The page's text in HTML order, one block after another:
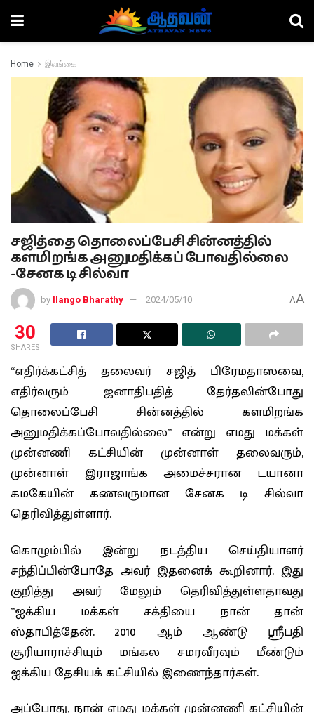
Home இலங்கை
சஜித்தை தொலைப்பேசி சின்னத்தில்
களமிறங்க அனுமதிக்கப் போவதில்லை
-சேனக டி சில்வா
by Ilango Bharathy 2024/05/10 AA
30
SHARES
“எதிர்க்கட்சித் தலைவர் சஜித் பிரேமதாஸவை,
எதிர்வரும் ஜனாதிபதித் தேர்தலின்போது
தொலைப்பேசி சின்னத்தில் களமிறங்க
அனுமதிக்கப்போவதில்லை” என்று எமது மக்கள்
முன்னணி கட்சியின் முன்னாள் தலைவரும்,
முன்னாள் இராஜாங்க அமைச்சரான டயானா
கமகேயின் கணவருமான சேனக டி சில்வா
தெரிவித்துள்ளார்.
கொழும்பில் இன்று நடத்திய செய்தியாளர்
சந்திப்பின்போதே அவர் இதனைக் கூறினார். இது
குறித்து அவர் மேலும் தெரிவித்துள்ளதாவது
”ஐக்கிய மக்கள் சக்தியை நான் தான்
ஸ்தாபித்தேன். 2010 ஆம் ஆண்டு ஸ்ரீபதி
சூரியாராச்சியும் மங்கல சமரவீரவும் மீண்டும்
ஐக்கிய தேசியக் கட்சியில் இணைந்தார்கள்.
அப்போது, நான் எமது மக்கள் முன்னணி கட்சியின்